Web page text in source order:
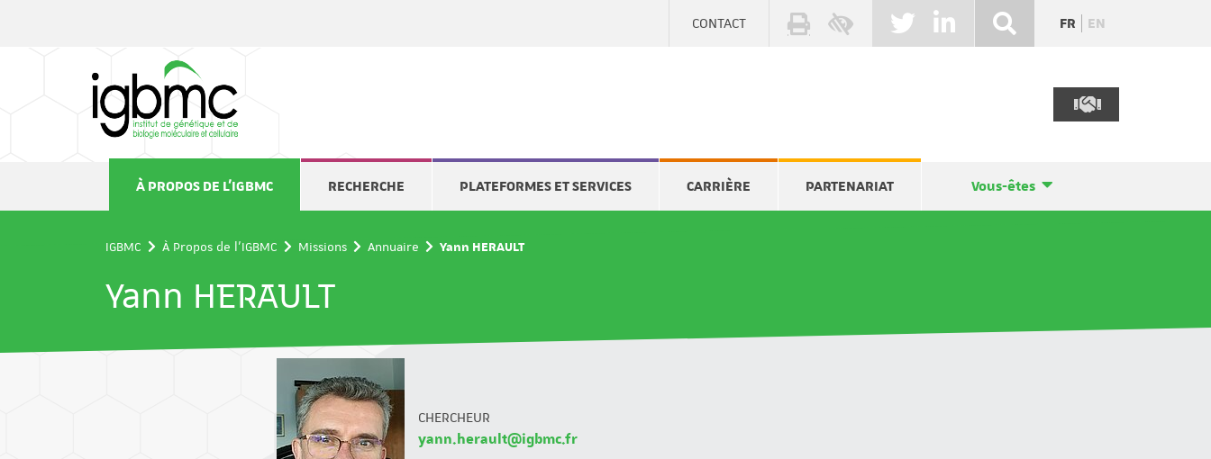
CONTACT FR EN
À PROPOS DE L'IGBMC RECHERCHE PLATEFORMES ET SERVICES CARRIÈRE PARTENARIAT Vous-êtes
IGBMC À Propos de l'IGBMC Missions Annuaire Yann HERAULT
Yann HERAULT
CHERCHEUR
yann.herault@igbmc.fr